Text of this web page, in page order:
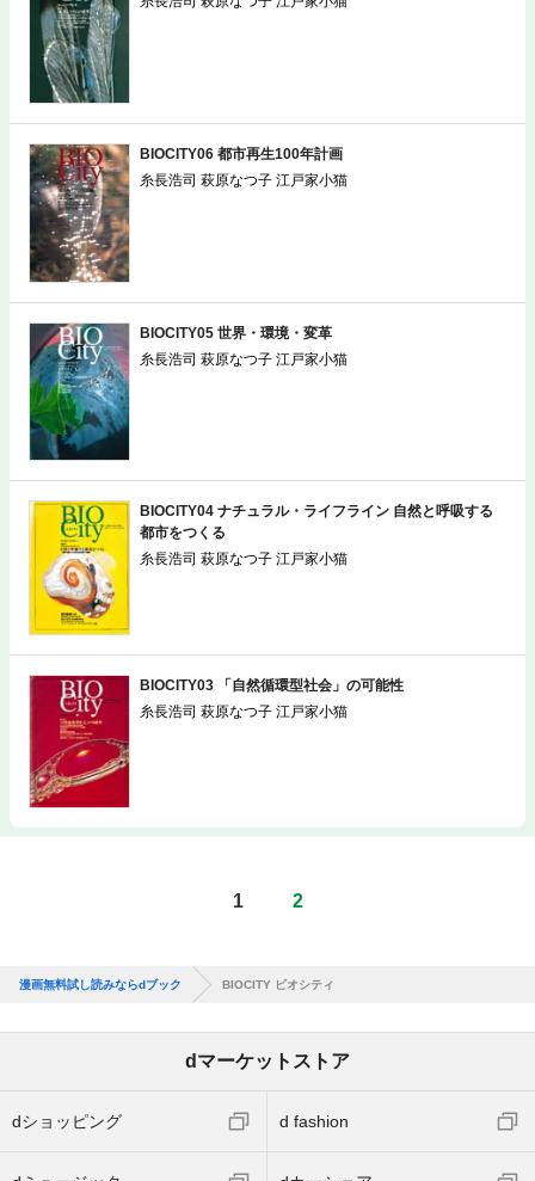
糸長浩司 萩原なつ子 江戸家小猫
BIOCITY06 都市再生100年計画
糸長浩司 萩原なつ子 江戸家小猫
BIOCITY05 世界・環境・変革
糸長浩司 萩原なつ子 江戸家小猫
BIOCITY04 ナチュラル・ライフライン 自然と呼吸する
都市をつくる
糸長浩司 萩原なつ子 江戸家小猫
糸長浩司 萩原なつ子 江戸家小猫
1 2
dマーケットストア
dショッピング